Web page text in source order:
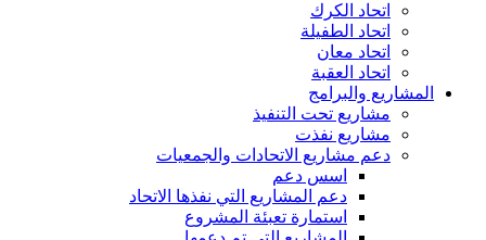
اتحاد الكرك
اتحاد الطفيلة
اتحاد معان
اتحاد العقبة
المشاريع والبرامج
مشاريع تحت التنفيذ
مشاريع نفذت
دعم مشاريع الاتحادات والجمعيات
اسس دعم
دعم المشاريع التي نفذها الاتحاد
استمارة تعبئة المشروع